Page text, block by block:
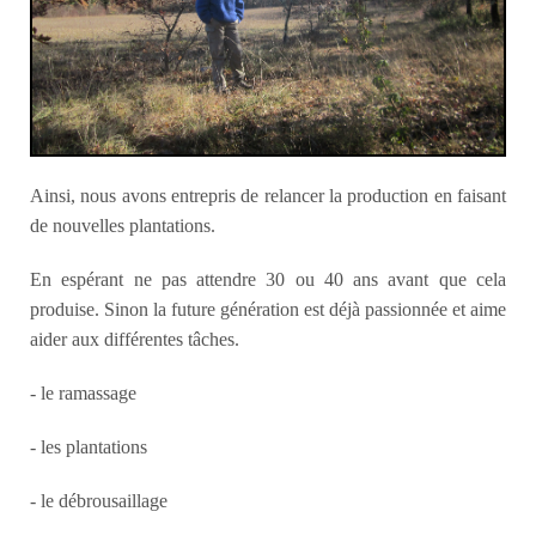
Ainsi, nous avons entrepris de relancer la production en faisant
de nouvelles plantations.
En espérant ne pas attendre 30 ou 40 ans avant que cela
produise. Sinon la future génération est déjà passionnée et aime
aider aux différentes tâches.
- le ramassage
- les plantations
- le débrousaillage